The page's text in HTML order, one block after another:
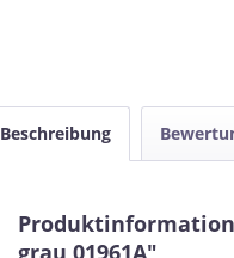
Beschreibung
grau 01961A"